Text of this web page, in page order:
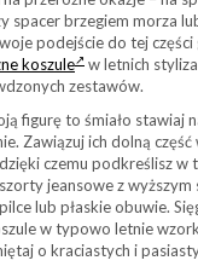
spacer brzegiem morza
podejście do tej
koszule
w letnich
zestawów.
figurę to śmiało stawiaj
Zawiązuj ich dolną część
czemu podkreślisz w
jeansowe z
lub płaskie obuwie.
w typowo letnie
o kraciastych i